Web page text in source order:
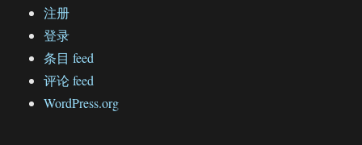
注册
登录
条目 feed
评论 feed
WordPress.org